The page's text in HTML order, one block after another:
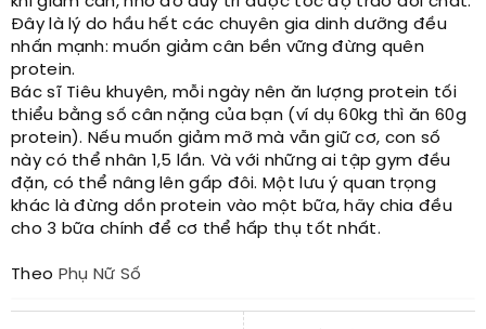
Đây là lý do hầu hết các chuyên gia dinh dưỡng đều
nhấn mạnh: muốn giảm cân bền vững đừng quên
protein.
Bác sĩ Tiêu khuyên, mỗi ngày nên ăn lượng protein tối
thiểu bằng số cân nặng của bạn (ví dụ 60kg thì ăn 60g
protein). Nếu muốn giảm mỡ mà vẫn giữ cơ, con số
này có thể nhân 1,5 lần. Và với những ai tập gym đều
đặn, có thể nâng lên gấp đôi. Một lưu ý quan trọng
khác là đừng dồn protein vào một bữa, hãy chia đều
cho 3 bữa chính để cơ thể hấp thụ tốt nhất.
Theo Phụ Nữ Số